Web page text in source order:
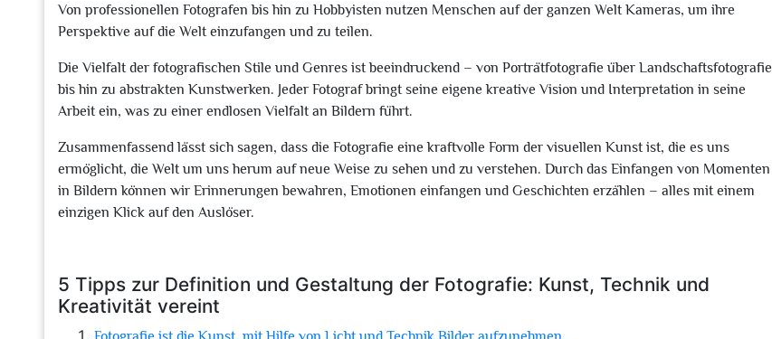
Von professionellen Fotografen bis hin zu Hobbyisten nutzen Menschen auf der ganzen Welt Kameras, um ihre
Perspektive auf die Welt einzufangen und zu teilen.
Die Vielfalt der fotografischen Stile und Genres ist beeindruckend – von Porträtfotografie über Landschaftsfotografie
bis hin zu abstrakten Kunstwerken. Jeder Fotograf bringt seine eigene kreative Vision und Interpretation in seine
Arbeit ein, was zu einer endlosen Vielfalt an Bildern führt.
Zusammenfassend lässt sich sagen, dass die Fotografie eine kraftvolle Form der visuellen Kunst ist, die es uns
ermöglicht, die Welt um uns herum auf neue Weise zu sehen und zu verstehen. Durch das Einfangen von Momenten
in Bildern können wir Erinnerungen bewahren, Emotionen einfangen und Geschichten erzählen – alles mit einem
einzigen Klick auf den Auslöser.
5 Tipps zur Definition und Gestaltung der Fotografie: Kunst, Technik und
Kreativität vereint